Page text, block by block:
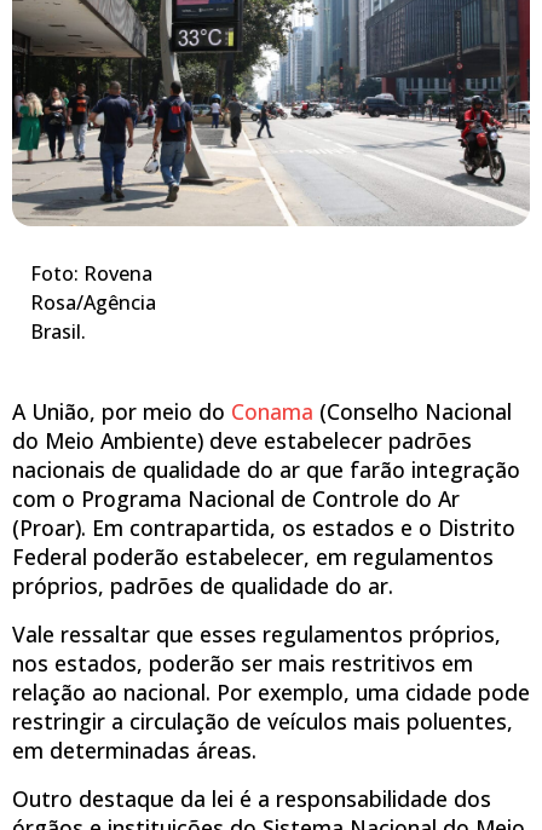
Foto: Rovena
Rosa/Agência
Brasil.
A União, por meio do Conama (Conselho Nacional
do Meio Ambiente) deve estabelecer padrões
nacionais de qualidade do ar que farão integração
com o Programa Nacional de Controle do Ar
(Proar). Em contrapartida, os estados e o Distrito
Federal poderão estabelecer, em regulamentos
próprios, padrões de qualidade do ar.
Vale ressaltar que esses regulamentos próprios,
nos estados, poderão ser mais restritivos em
relação ao nacional. Por exemplo, uma cidade pode
restringir a circulação de veículos mais poluentes,
em determinadas áreas.
Outro destaque da lei é a responsabilidade dos